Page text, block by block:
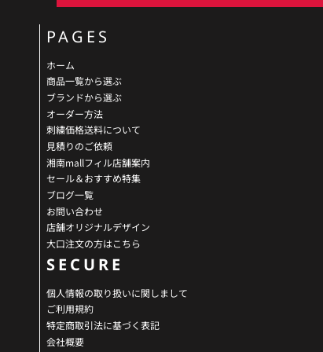
PAGES
ホーム
商品一覧から選ぶ
ブランドから選ぶ
オーダー方法
刺繍価格送料について
見積りのご依頼
湘南mallフィル店舗案内
セール＆おすすめ特集
ブログ一覧
お問い合わせ
店舗オリジナルデザイン
大口注文の方はこちら
SECURE
個人情報の取り扱いに関しまして
ご利用規約
特定商取引法に基づく表記
会社概要